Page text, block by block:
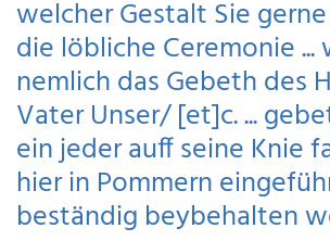
welcher Gestalt Sie
die löbliche Ceremonie ...
nemlich das Gebeth des
Vater Unser/ [et]c. ...
ein jeder auff seine Knie
hier in Pommern
beständig beybehalten